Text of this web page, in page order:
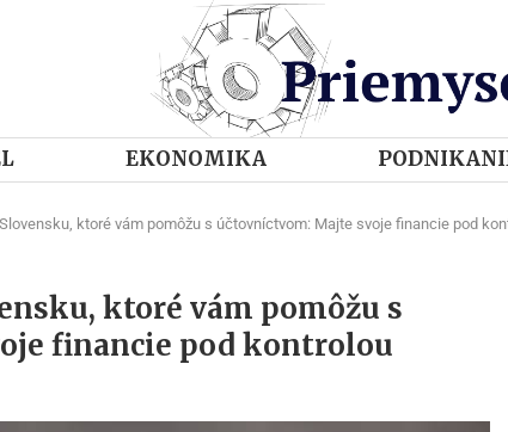
EKONOMIKA
ktoré vám pomôžu s účtovníctvom: Majte svoje financie pod
ktoré vám pomôžu s
financie pod kontrolou